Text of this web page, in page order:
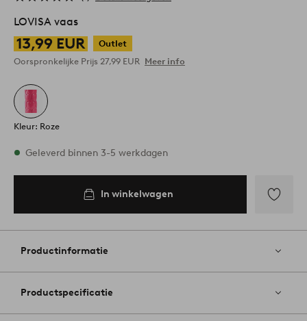
LOVISA vaas
13,99 EUR
Outlet
Oorspronkelijke Prijs 27,99 EUR Meer info
Kleur: Roze
Op voorraad
Geleverd binnen 3-5 werkdagen
In winkelwagen
aan
Productinformatie
Productspecificatie